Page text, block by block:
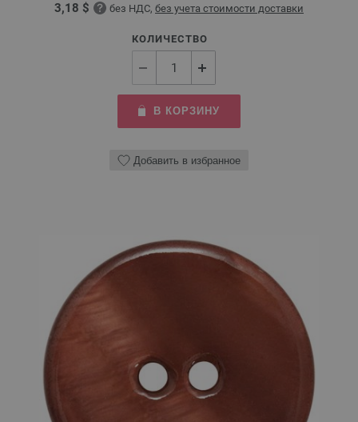
3,18 $ без НДС, без учета стоимости доставки
КОЛИЧЕСТВО
В КОРЗИНУ
Добавить в избранное